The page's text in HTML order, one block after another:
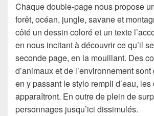
Chaque double-page nous propose
forêt, océan, jungle, savane et
côté un dessin coloré et un texte
en nous incitant à découvrir ce qu’il
seconde page, en la mouillant. Des
d’animaux et de l’environnement
en y passant le stylo rempli d’eau,
apparaîtront. En outre de plein de
personnages jusqu’ici dissimulés.